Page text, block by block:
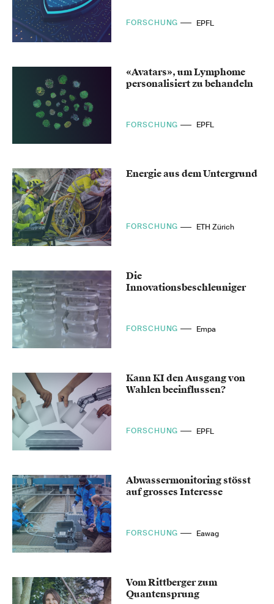
FORSCHUNG EPFL
«Avatars», um Lymphome
personalisiert zu behandeln
FORSCHUNG EPFL
Energie aus dem Untergrund
FORSCHUNG ETH Zürich
Die
Innovationsbeschleuniger
FORSCHUNG Empa
Kann KI den Ausgang von
Wahlen beeinflussen?
FORSCHUNG EPFL
Abwassermonitoring stösst
auf grosses Interesse
FORSCHUNG Eawag
Vom Rittberger zum
Quantensprung